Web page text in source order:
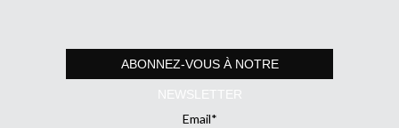
ABONNEZ-VOUS À NOTRE
NEWSLETTER
Email*